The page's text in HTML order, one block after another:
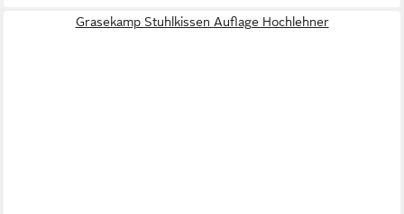
Grasekamp Stuhlkissen Auflage Hochlehner